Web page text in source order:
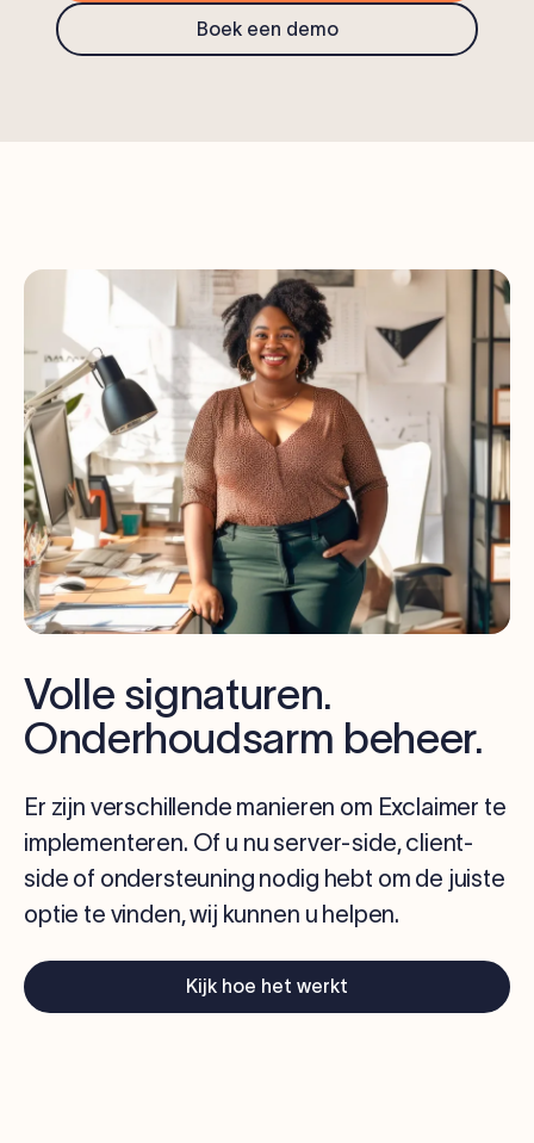
Boek een demo
Volle signaturen.
Onderhoudsarm beheer.
Er zijn verschillende manieren om Exclaimer te
implementeren. Of u nu server-side, client-
side of ondersteuning nodig hebt om de juiste
optie te vinden, wij kunnen u helpen.
Kijk hoe het werkt